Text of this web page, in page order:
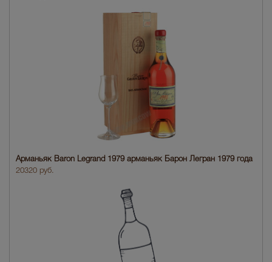
Арманьяк Baron Legrand 1979 арманьяк Барон Легран 1979 года
20320 руб.